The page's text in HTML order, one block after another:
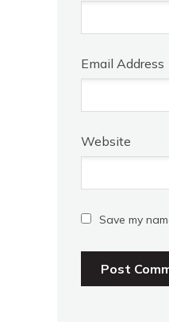
Email Address
Website
Save my